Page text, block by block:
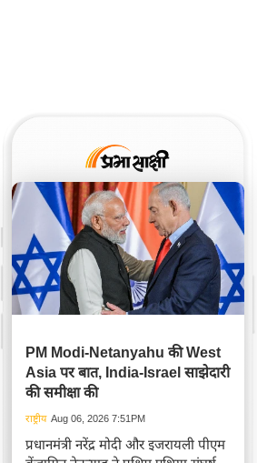
PM Modi-Netanyahu की West
Asia पर बात, India-Israel साझेदारी
की समीक्षा की
राष्ट्रीय Aug 06, 2026 7:51PM
प्रधानमंत्री नरेंद्र मोदी और इजरायली पीएम